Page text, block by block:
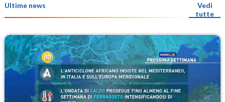
Ultime news
Vedi
tutte